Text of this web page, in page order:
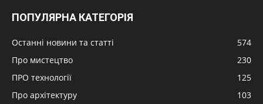
ПОПУЛЯРНА КАТЕГОРІЯ
Останні новини та статті
574
Про мистецтво
230
ПРО технології
125
Про архітектуру
103